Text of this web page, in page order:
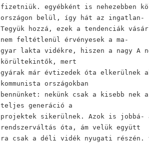
fizetniük. egyébként is nehezebben
országon belül, így hát az ingatlan-
Tegyük hozzá, ezek a tendenciák
nem feltétlenül érvényesek a ma-
gyar lakta vidékre, hiszen a nagy A
körültekintők, mert
gyárak már évtizedek óta
kommunista országokban
bennünket: nekünk csak a kisebb nek
teljes generáció a
projektek sikerülnek. Azok is jobbá-
rendszerváltás óta, ám velük együtt
ra csak a déli vidék nyugati részén.